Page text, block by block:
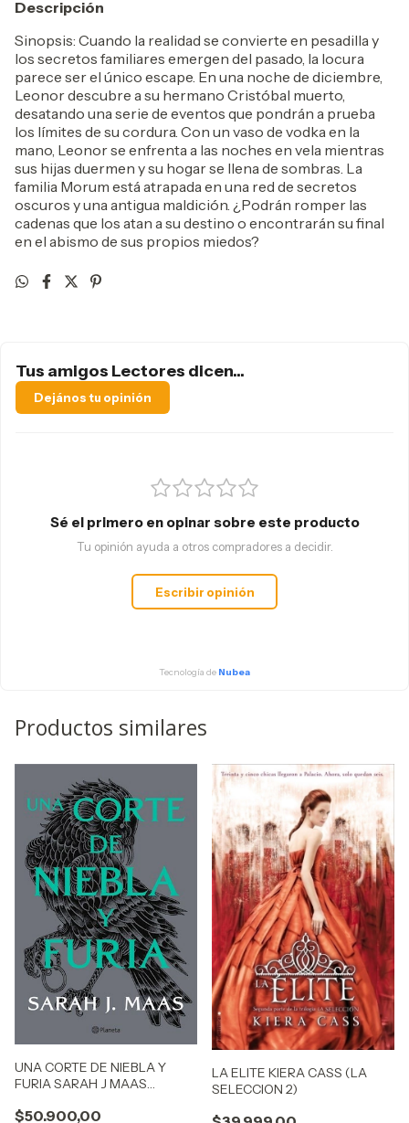
Descripción
Sinopsis: Cuando la realidad se convierte en pesadilla y
los secretos familiares emergen del pasado, la locura
parece ser el único escape. En una noche de diciembre,
Leonor descubre a su hermano Cristóbal muerto,
desatando una serie de eventos que pondrán a prueba
los límites de su cordura. Con un vaso de vodka en la
mano, Leonor se enfrenta a las noches en vela mientras
sus hijas duermen y su hogar se llena de sombras. La
familia Morum está atrapada en una red de secretos
oscuros y una antigua maldición. ¿Podrán romper las
cadenas que los atan a su destino o encontrarán su final
en el abismo de sus propios miedos?
Tus amigos Lectores dicen...
Dejános tu opinión
Sé el primero en opinar sobre este producto
Tu opinión ayuda a otros compradores a decidir.
Escribir opinión
Tecnología de Nubea
Productos similares
UNA CORTE DE NIEBLA Y
FURIA SARAH J MAAS
$50.900,00
LA ELITE KIERA CASS (LA
SELECCION 2)